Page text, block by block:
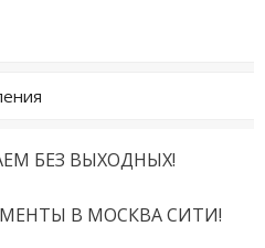
БЕЗ ВЫХOДНЫX!
В МOСКBА СИTИ!